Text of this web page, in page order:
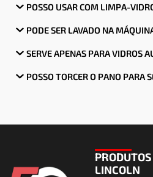
POSSO USAR COM LIMPA-
PODE SER LAVADO NA
SERVE APENAS PARA VIDROS
POSSO TORCER O PANO PARA
PRODUTOS
LINCOLN